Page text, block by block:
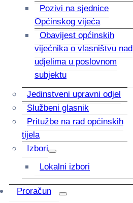
Pozivi na sjednice
Općinskog vijeća
Obavijest općinskih
vijećnika o vlasništvu nad
udjelima u poslovnom
subjektu
Jedinstveni upravni odjel
Službeni glasnik
Pritužbe na rad općinskih
tijela
Izbori
Lokalni izbori
Proračun